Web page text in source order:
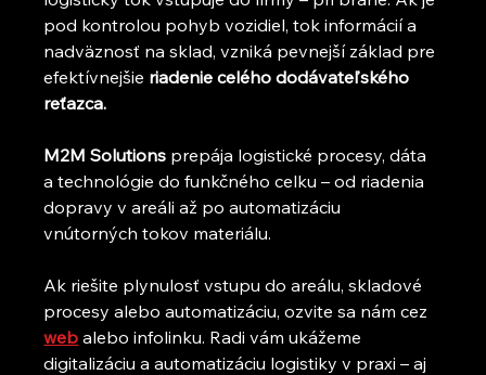
pod kontrolou pohyb vozidiel, tok informácií a
nadväznosť na sklad, vzniká pevnejší základ pre
efektívnejšie riadenie celého dodávateľského
reťazca.
M2M Solutions prepája logistické procesy, dáta
a technológie do funkčného celku – od riadenia
dopravy v areáli až po automatizáciu
vnútorných tokov materiálu.
Ak riešite plynulosť vstupu do areálu, skladové
procesy alebo automatizáciu, ozvite sa nám cez
web alebo infolinku. Radi vám ukážeme
digitalizáciu a automatizáciu logistiky v praxi – aj